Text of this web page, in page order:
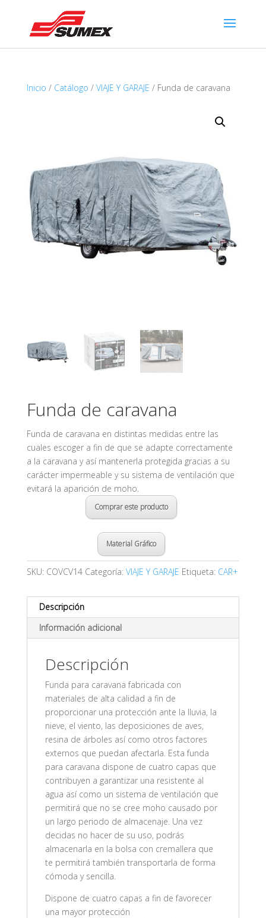
Inicio / Catálogo / VIAJE Y GARAJE / Funda de caravana
Funda de caravana
Funda de caravana en distintas medidas entre las
cuales escoger a fin de que se adapte correctamente
a la caravana y así mantenerla protegida gracias a su
carácter impermeable y su sistema de ventilación que
evitará la aparición de moho.
Comprar este producto
Material Gráfico
SKU: COVCV14 Categoría: VIAJE Y GARAJE Etiqueta: CAR+
Descripción
Información adicional
Descripción
Funda para caravana fabricada con
materiales de alta calidad a fin de
proporcionar una protección ante la lluvia, la
nieve, el viento, las deposiciones de aves,
resina de árboles así como otros factores
externos que puedan afectarla. Esta funda
para caravana dispone de cuatro capas que
contribuyen a garantizar una resistente al
agua así como un sistema de ventilación que
permitirá que no se cree moho causado por
un largo periodo de almacenaje. Una vez
decidas no hacer de su uso, podrás
almacenarla en la bolsa con cremallera que
te permitirá también transportarla de forma
cómoda y sencilla.
Dispone de cuatro capas a fin de favorecer
una mayor protección